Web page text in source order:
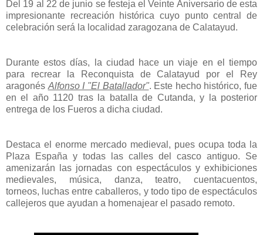
Del 19 al 22 de junio se festeja el Veinte Aniversario de esta
impresionante recreación histórica cuyo punto central de
celebración será la localidad zaragozana de Calatayud.
Durante estos días, la ciudad hace un viaje en el tiempo
para recrear la Reconquista de Calatayud por el Rey
aragonés Alfonso I "El Batallador". Este hecho histórico, fue
en el año 1120 tras la batalla de Cutanda, y la posterior
entrega de los Fueros a dicha ciudad.
Destaca el enorme mercado medieval, pues ocupa toda la
Plaza España y todas las calles del casco antiguo. Se
amenizarán las jornadas con espectáculos y exhibiciones
medievales, música, danza, teatro, cuentacuentos,
torneos, luchas entre caballeros, y todo tipo de espectáculos
callejeros que ayudan a homenajear el pasado remoto.